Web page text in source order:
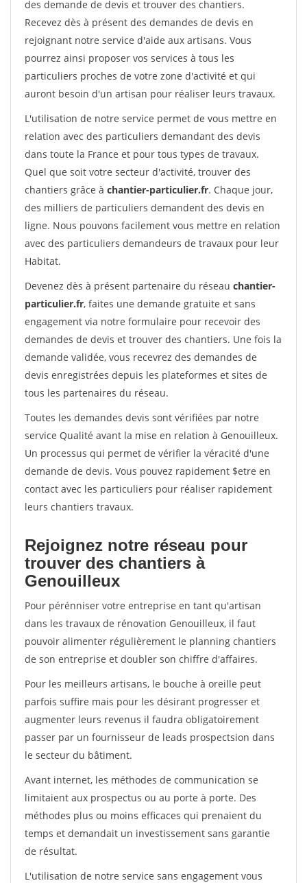
des demande de devis et trouver des chantiers.
Recevez dès à présent des demandes de devis en
rejoignant notre service d'aide aux artisans. Vous
pourrez ainsi proposer vos services à tous les
particuliers proches de votre zone d'activité et qui
auront besoin d'un artisan pour réaliser leurs travaux.
L'utilisation de notre service permet de vous mettre en
relation avec des particuliers demandant des devis
dans toute la France et pour tous types de travaux.
Quel que soit votre secteur d'activité, trouver des
chantiers grâce à chantier-particulier.fr. Chaque jour,
des milliers de particuliers demandent des devis en
ligne. Nous pouvons facilement vous mettre en relation
avec des particuliers demandeurs de travaux pour leur
Habitat.
Devenez dès à présent partenaire du réseau chantier-
particulier.fr, faites une demande gratuite et sans
engagement via notre formulaire pour recevoir des
demandes de devis et trouver des chantiers. Une fois la
demande validée, vous recevrez des demandes de
devis enregistrées depuis les plateformes et sites de
tous les partenaires du réseau.
Toutes les demandes devis sont vérifiées par notre
service Qualité avant la mise en relation à Genouilleux.
Un processus qui permet de vérifier la véracité d'une
demande de devis. Vous pouvez rapidement $etre en
contact avec les particuliers pour réaliser rapidement
leurs chantiers travaux.
Rejoignez notre réseau pour
trouver des chantiers à
Genouilleux
Pour pérénniser votre entreprise en tant qu'artisan
dans les travaux de rénovation Genouilleux, il faut
pouvoir alimenter régulièrement le planning chantiers
de son entreprise et doubler son chiffre d'affaires.
Pour les meilleurs artisans, le bouche à oreille peut
parfois suffire mais pour les désirant progresser et
augmenter leurs revenus il faudra obligatoirement
passer par un fournisseur de leads prospectsion dans
le secteur du bâtiment.
Avant internet, les méthodes de communication se
limitaient aux prospectus ou au porte à porte. Des
méthodes plus ou moins efficaces qui prenaient du
temps et demandait un investissement sans garantie
de résultat.
L'utilisation de notre service sans engagement vous